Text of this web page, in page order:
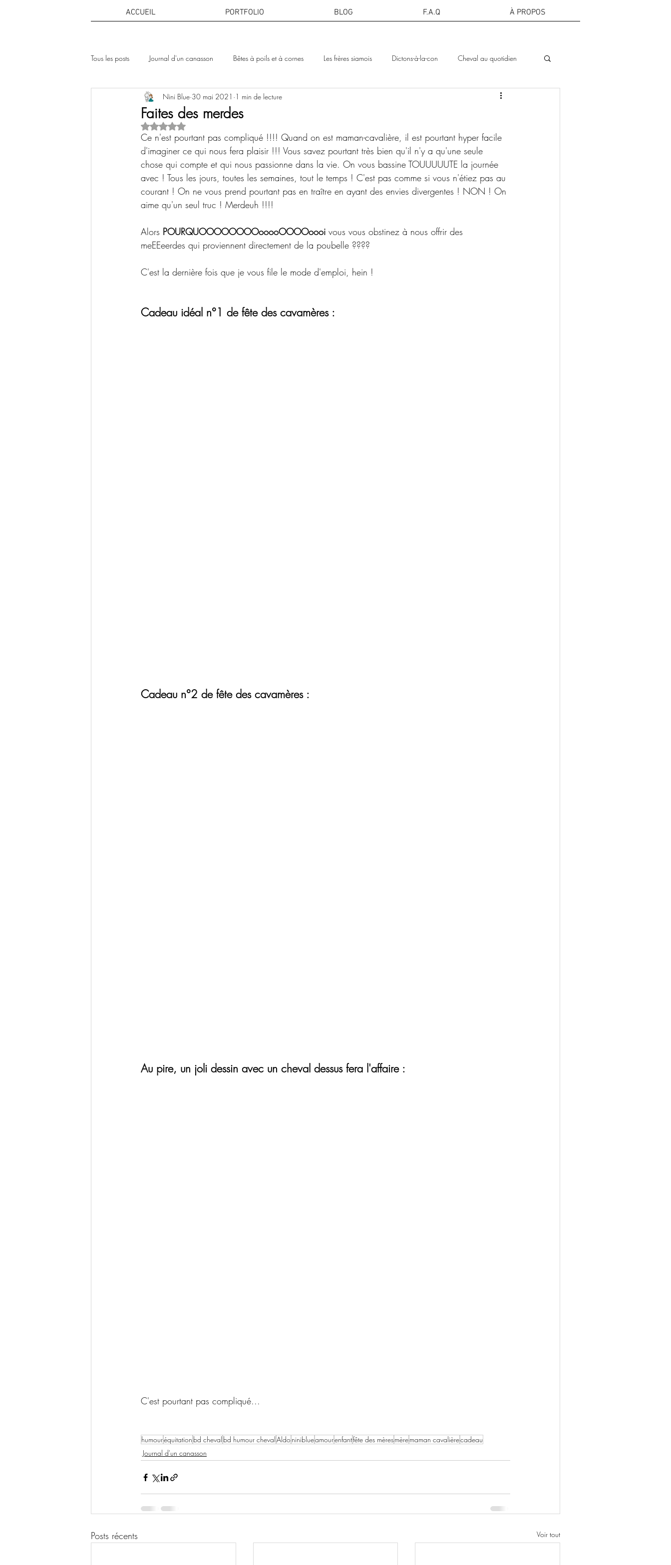
ACCUEIL PORTFOLIO BLOG F.A.Q À PROPOS
Tous les posts Journal d'un canasson Bêtes à poils et à cornes Les frères siamois Dictons-à-la-con Cheval au quotidien
Round Hivernal Round hivernal Articles pédagogiques
Faites des merdes
Nini Blue 30 mai 2021 1 min de lecture
Noté NaN étoiles sur 5.
Ce n'est pourtant pas compliqué !!!! Quand on est maman-cavalière, il est pourtant hyper facile
d'imaginer ce qui nous fera plaisir !!! Vous savez pourtant très bien qu'il n'y a qu'une seule
chose qui compte et qui nous passionne dans la vie. On vous bassine TOUUUUUTE la journée
avec ! Tous les jours, toutes les semaines, tout le temps ! C'est pas comme si vous n'étiez pas au
courant ! On ne vous prend pourtant pas en traître en ayant des envies divergentes ! NON ! On
aime qu'un seul truc ! Merdeuh !!!!
Alors POURQUOOOOOOOOooooOOOOoooi vous vous obstinez à nous offrir des
meEEeerdes qui proviennent directement de la poubelle ????
C'est la dernière fois que je vous file le mode d'emploi, hein !
Cadeau idéal n°1 de fête des cavamères :
Cadeau n°2 de fête des cavamères :
Au pire, un joli dessin avec un cheval dessus fera l'affaire :
C'est pourtant pas compliqué...
humouréquitation bd cheval bd humour chevalAldoniniblueamourenfantfête des mèresmèremaman cavalièrecadeau
Journal d'un canasson
Posts récents Voir tout